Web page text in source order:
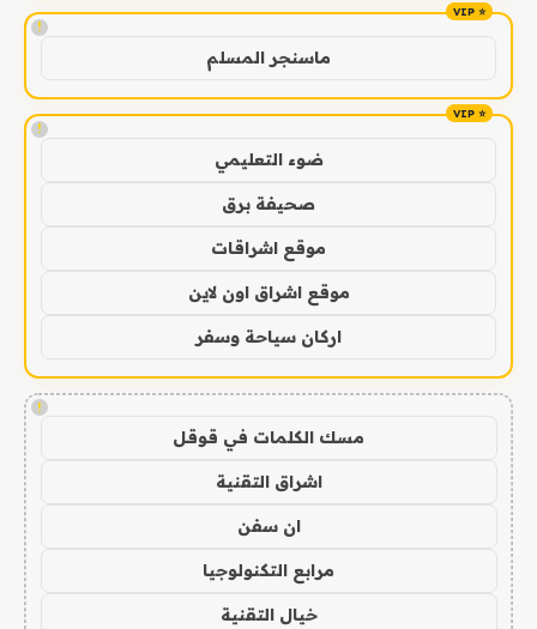
!
ماسنجر المسلم
!
ضوء التعليمي
صحيفة برق
موقع اشراقات
موقع اشراق اون لاين
اركان سياحة وسفر
!
مسك الكلمات في قوقل
اشراق التقنية
ان سفن
مرابع التكنولوجيا
خيال التقنية